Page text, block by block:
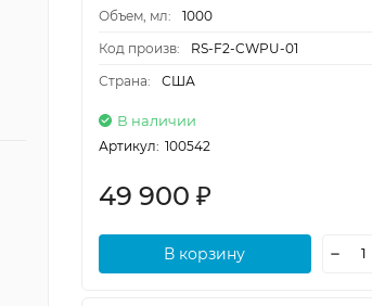
Объем, мл:
1000
Код произв:
RS-F2-CWPU-01
Страна:
США
В наличии
Артикул: 100542
49 900 ₽
В корзину